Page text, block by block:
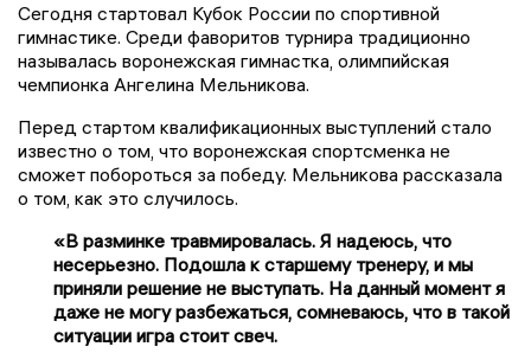
Сегодня стартовал Кубок России по спортивной
гимнастике. Среди фаворитов турнира традиционно
называлась воронежская гимнастка, олимпийская
чемпионка Ангелина Мельникова.
Перед стартом квалификационных выступлений стало
известно о том, что воронежская спортсменка не
сможет побороться за победу. Мельникова рассказала
о том, как это случилось.
«В разминке травмировалась. Я надеюсь, что
несерьезно. Подошла к старшему тренеру, и мы
приняли решение не выступать. На данный момент я
даже не могу разбежаться, сомневаюсь, что в такой
ситуации игра стоит свеч.